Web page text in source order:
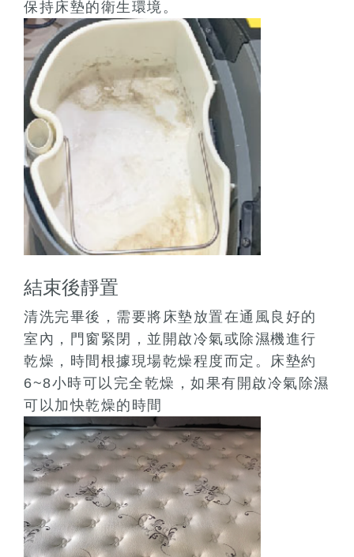
保持床墊的衛生環境。
結束後靜置
清洗完畢後，需要將床墊放置在通風良好的
室內，門窗緊閉，並開啟冷氣或除濕機進行
乾燥，時間根據現場乾燥程度而定。床墊約
6~8小時可以完全乾燥，如果有開啟冷氣除濕
可以加快乾燥的時間